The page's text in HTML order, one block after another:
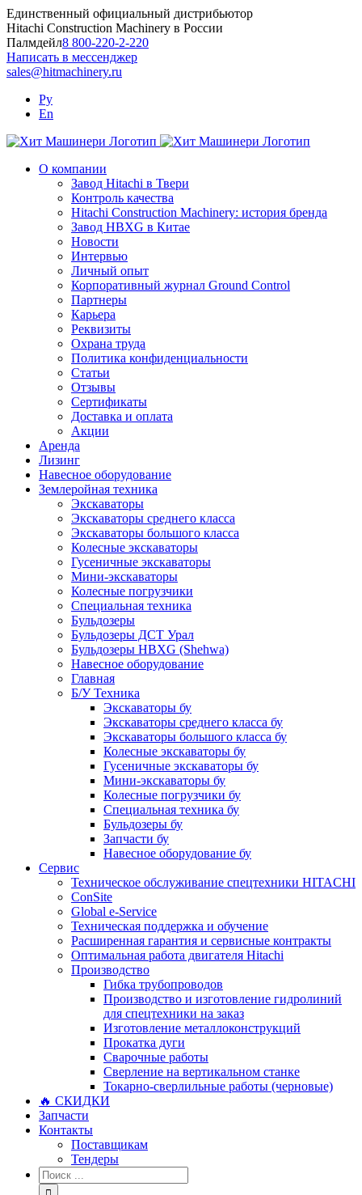
Skip
to
content
Единственный официальный дистрибьютор
Hitachi Construction Machinery в России
Палмдейл8 800-220-2-220
Написать в мессенджер
sales@hitmachinery.ru
Ру
En
О компании
Завод Hitachi в Твери
Контроль качества
Hitachi Construction Machinery: история бренда
Завод HBXG в Китае
Новости
Интервью
Личный опыт
Корпоративный журнал Ground Control
Партнеры
Карьера
Реквизиты
Охрана труда
Политика конфиденциальности
Статьи
Отзывы
Сертификаты
Доставка и оплата
Акции
Аренда
Лизинг
Навесное оборудование
Землеройная техника
Экскаваторы
Экскаваторы среднего класса
Экскаваторы большого класса
Колесные экскаваторы
Гусеничные экскаваторы
Мини-экскаваторы
Колесные погрузчики
Специальная техника
Бульдозеры
Бульдозеры ДСТ Урал
Бульдозеры HBXG (Shehwa)
Навесное оборудование
Главная
Б/У Техника
Экскаваторы бу
Экскаваторы среднего класса бу
Экскаваторы большого класса бу
Колесные экскаваторы бу
Гусеничные экскаваторы бу
Мини-экскаваторы бу
Колесные погрузчики бу
Специальная техника бу
Бульдозеры бу
Запчасти бу
Навесное оборудование бу
Сервис
Техническое обслуживание спецтехники HITACHI
ConSite
Global e-Service
Техническая поддержка и обучение
Расширенная гарантия и сервисные контракты
Оптимальная работа двигателя Hitachi
Производство
Гибка трубопроводов
Производство и изготовление гидролиний
для спецтехники на заказ
Изготовление металлоконструкций
Прокатка дуги
Сварочные работы
Сверление на вертикальном станке
Токарно-сверлильные работы (черновые)
🔥 СКИДКИ
Запчасти
Контакты
Поставщикам
Тендеры
Результат
поиска: